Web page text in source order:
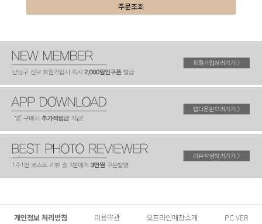
주문조회
개인정보 처리방침 이용약관 오프라인매장소개 PC VER